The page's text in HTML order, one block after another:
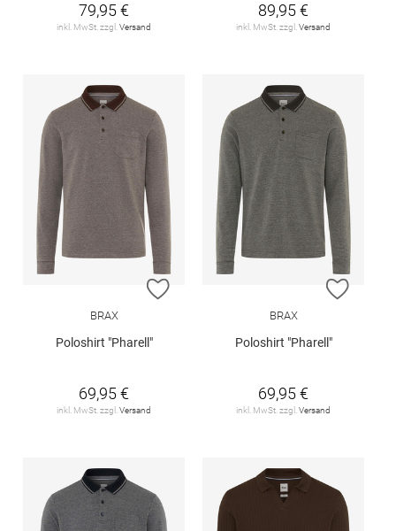
79,95 €
inkl. MwSt. zzgl. Versand
89,95 €
inkl. MwSt. zzgl. Versand
ZUR WUNSCHLISTE HINZUFÜGEN
BRAX
Poloshirt "Pharell"
69,95 €
inkl. MwSt. zzgl. Versand
ZUR
BRAX
Poloshirt "Pharell"
69,95 €
inkl. MwSt. zzgl. Versand